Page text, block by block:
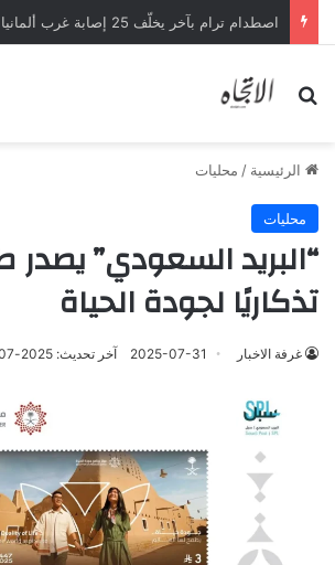
اصطدام ترام بآخر يخلّف 25 إصابة غرب ألمانيا
بحث عن
الرئيسية / محليات
محليات
“البريد السعودي” يصدر
تذكاريًا لجودة الحياة
غرفة الاخبار 2025-07-31 آخر تحديث: 2025-07-31